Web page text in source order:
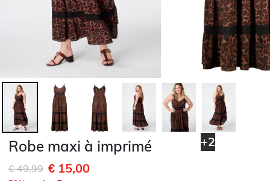
+2
Robe maxi à imprimé
Remise de
€ 49,99à€ 15,00